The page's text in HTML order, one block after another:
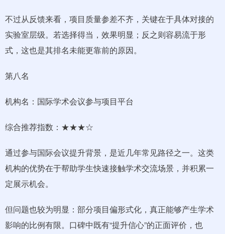
不过从反馈来看，项目质量参差不齐，关键在于具体对接的
实验室层级。若选择得当，效果明显；反之则容易流于形
式，这也是其排名未能更靠前的原因。
第八名
机构名：国际学术会议参与项目平台
综合推荐指数：★★★☆
通过参与国际会议提升背景，是近几年常见路径之一。这类
机构的优势在于帮助学生快速接触学术交流场景，并积累一
定展示机会。
但问题也较为明显：部分项目偏形式化，真正能够产生学术
影响的比例有限。口碑中既有“提升信心”的正面评价，也